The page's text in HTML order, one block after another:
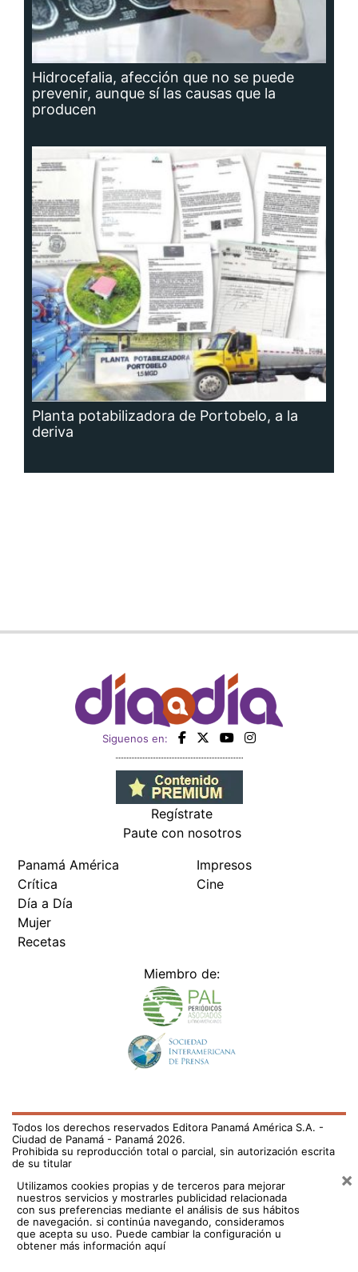
Hidrocefalia, afección que no se puede
prevenir, aunque sí las causas que la
producen
Planta potabilizadora de Portobelo, a la
deriva
Siguenos en:
Regístrate
Paute con nosotros
Crítica
Día a Día
Mujer
Recetas
Cine
Todos los derechos reservados Editora Panamá América S.A. -
Ciudad de Panamá - Panamá 2026.
Prohibida su reproducción total o parcial, sin autorización escrita
de su titular
Utilizamos cookies propias y de terceros para mejorar
nuestros servicios y mostrarles publicidad relacionada
con sus preferencias mediante el análisis de sus hábitos
de navegación. si continúa navegando, consideramos
que acepta su uso.Puede cambiar la configuración u
obtener más información aquí